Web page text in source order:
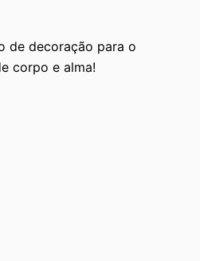
de decoração para o
corpo e alma!